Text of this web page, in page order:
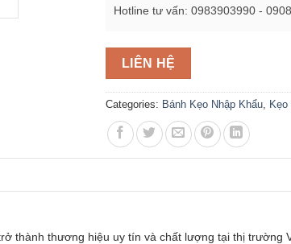
Hotline tư vấn: 0983903990 -
LIÊN HỆ
Categories: Bánh Kẹo Nhập Khẩu Kẹo
thành thương hiệu uy tín và chất lượng tại thị trường